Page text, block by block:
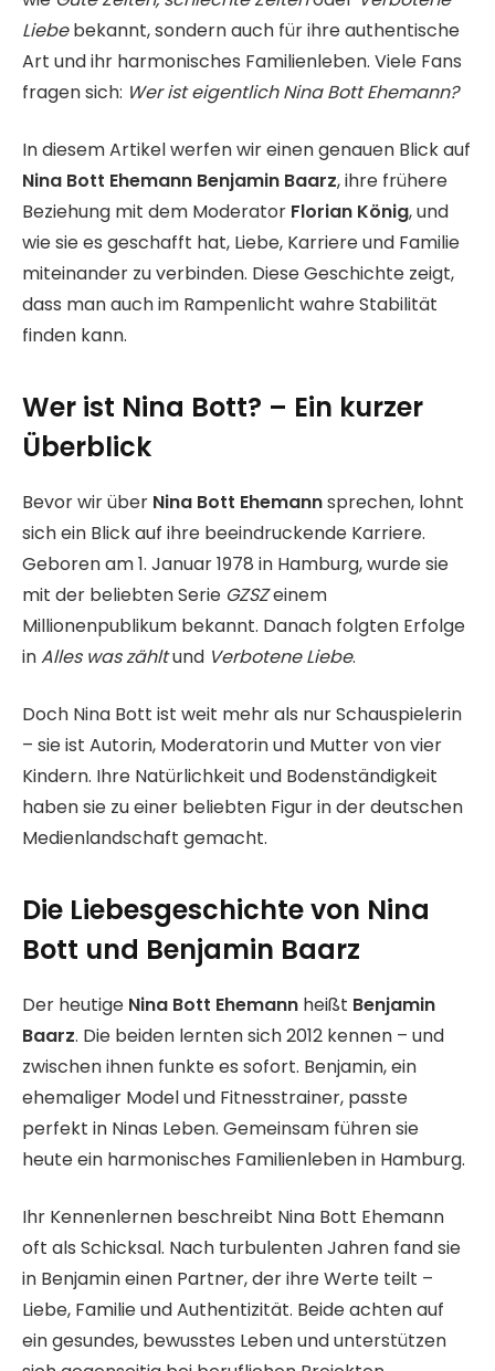
Liebebekannt, sondern auch für ihre authentische
Art und ihr harmonisches Familienleben. Viele Fans
fragen sich: Wer ist eigentlich Nina Bott Ehemann?
In diesem Artikel werfen wir einen genauen Blick auf
Nina Bott Ehemann Benjamin Baarz, ihre frühere
Beziehung mit dem Moderator Florian König, und
wie sie es geschafft hat, Liebe, Karriere und Familie
miteinander zu verbinden. Diese Geschichte zeigt,
dass man auch im Rampenlicht wahre Stabilität
finden kann.
Wer ist Nina Bott? – Ein kurzer
Überblick
Bevor wir über Nina Bott Ehemannsprechen, lohnt
sich ein Blick auf ihre beeindruckende Karriere.
Geboren am 1. Januar 1978 in Hamburg, wurde sie
mit der beliebten Serie GZSZeinem
Millionenpublikum bekannt. Danach folgten Erfolge
inAlles was zähltund Verbotene Liebe.
Doch Nina Bott ist weit mehr als nur Schauspielerin
– sie ist Autorin, Moderatorin und Mutter von vier
Kindern. Ihre Natürlichkeit und Bodenständigkeit
haben sie zu einer beliebten Figur in der deutschen
Medienlandschaft gemacht.
Die Liebesgeschichte von Nina
Bott und Benjamin Baarz
Der heutige Nina Bott Ehemann heißt Benjamin
Baarz. Die beiden lernten sich 2012 kennen – und
zwischen ihnen funkte es sofort. Benjamin, ein
ehemaliger Model und Fitnesstrainer, passte
perfekt in Ninas Leben. Gemeinsam führen sie
heute ein harmonisches Familienleben in Hamburg.
Ihr Kennenlernen beschreibt Nina Bott Ehemann
oft als Schicksal. Nach turbulenten Jahren fand sie
in Benjamin einen Partner, der ihre Werte teilt –
Liebe, Familie und Authentizität. Beide achten auf
ein gesundes, bewusstes Leben und unterstützen